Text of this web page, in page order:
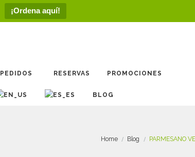
¡Ordena aquí!
PEDIDOS RESERVAS PROMOCIONES
BLOG
Home Blog PARMESANO